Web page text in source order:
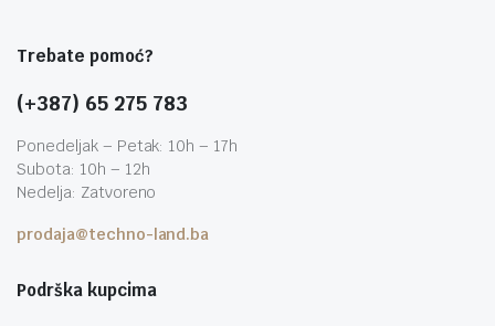
Trebate pomoć?
(+387) 65 275 783
Ponedeljak – Petak: 10h – 17h
Subota: 10h – 12h
Nedelja: Zatvoreno
prodaja@techno-land.ba
Podrška kupcima